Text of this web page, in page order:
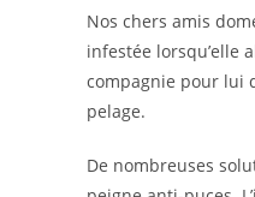
Nos chers amis
infestée lorsqu’elle
compagnie pour lui
pelage.
De nombreuses